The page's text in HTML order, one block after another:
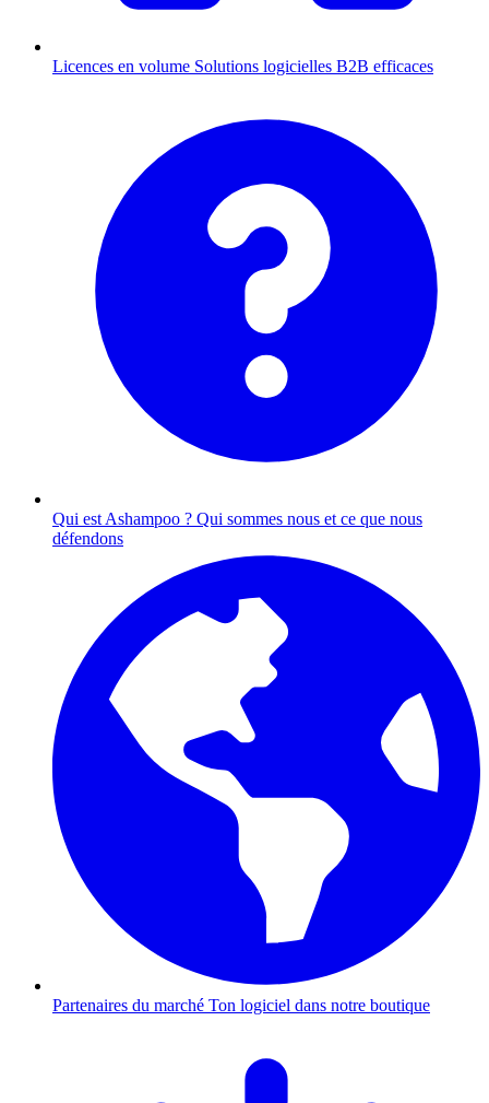
Licences en volume Solutions logicielles B2B efficaces
Qui est Ashampoo ? Qui sommes nous et ce que nous
défendons
Partenaires du marché Ton logiciel dans notre boutique